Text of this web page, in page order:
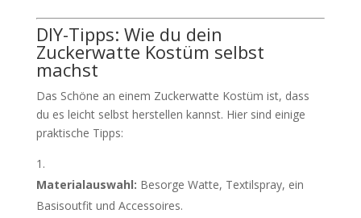
DIY-Tipps: Wie du dein
Zuckerwatte Kostüm selbst
machst
Das Schöne an einem Zuckerwatte Kostüm ist, dass
du es leicht selbst herstellen kannst. Hier sind einige
praktische Tipps:
Materialauswahl: Besorge Watte, Textilspray, ein
Basisoutfit und Accessoires.